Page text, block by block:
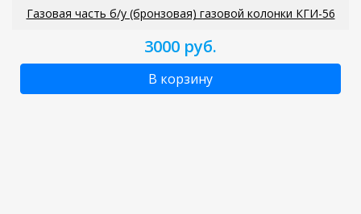
Газовая часть б/у (бронзовая) газовой колонки КГИ-56
3000 руб.
В корзину